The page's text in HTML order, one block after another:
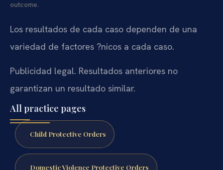
outcome.
Los resultados de cada caso dependen de una
variedad de factores ?nicos a cada caso.
Publicidad legal. Resultados anteriores no
garantizan un resultado similar.
All practice pages
Child Protective Orders
Domestic Violence Protective Orders